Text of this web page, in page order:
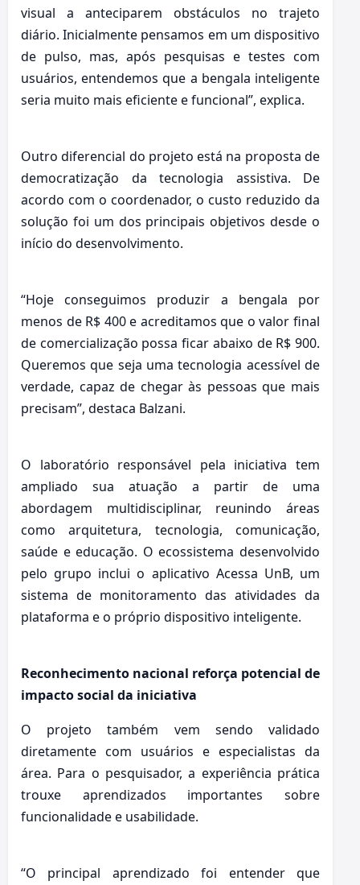
visual a anteciparem obstáculos no trajeto
diário. Inicialmente pensamos em um dispositivo
de pulso, mas, após pesquisas e testes com
usuários, entendemos que a bengala inteligente
seria muito mais eficiente e funcional”, explica.
Outro diferencial do projeto está na proposta de
democratização da tecnologia assistiva. De
acordo com o coordenador, o custo reduzido da
solução foi um dos principais objetivos desde o
início do desenvolvimento.
“Hoje conseguimos produzir a bengala por
menos de R$ 400 e acreditamos que o valor final
de comercialização possa ficar abaixo de R$ 900.
Queremos que seja uma tecnologia acessível de
verdade, capaz de chegar às pessoas que mais
precisam”, destaca Balzani.
O laboratório responsável pela iniciativa tem
ampliado sua atuação a partir de uma
abordagem multidisciplinar, reunindo áreas
como arquitetura, tecnologia, comunicação,
saúde e educação. O ecossistema desenvolvido
pelo grupo inclui o aplicativo Acessa UnB, um
sistema de monitoramento das atividades da
plataforma e o próprio dispositivo inteligente.
Reconhecimento nacional reforça potencial de
impacto social da iniciativa
O projeto também vem sendo validado
diretamente com usuários e especialistas da
área. Para o pesquisador, a experiência prática
trouxe aprendizados importantes sobre
funcionalidade e usabilidade.
“O principal aprendizado foi entender que